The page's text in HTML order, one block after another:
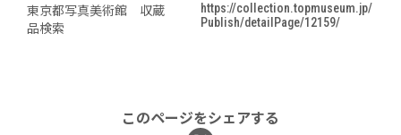
東京都写真美術館 収蔵
品検索
https://collection.topmuseum.jp/
Publish/detailPage/12159/
このページをシェアする